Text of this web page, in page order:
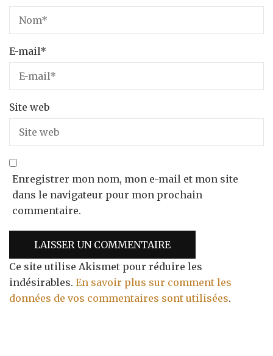
E-mail*
Site web
Enregistrer mon nom, mon e-mail et mon site
dans le navigateur pour mon prochain
commentaire.
Ce site utilise Akismet pour réduire les
indésirables. En savoir plus sur comment les
données de vos commentaires sont utilisées.